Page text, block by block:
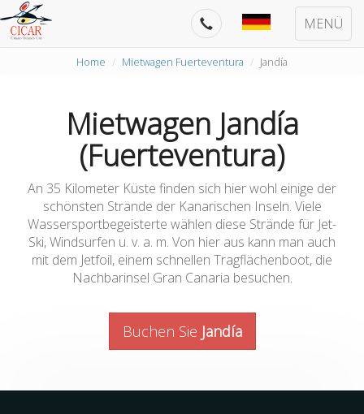
MENÜ
Home Mietwagen Fuerteventura Jandía
Mietwagen Jandía
(Fuerteventura)
An 35 Kilometer Küste finden sich hier wohl einige der
schönsten Strände der Kanarischen Inseln. Viele
Wassersportbegeisterte wählen diese Strände für Jet-
Ski, Windsurfen u. v. a. m. Von hier aus kann man auch
mit dem Jetfoil, einem schnellen Tragflächenboot, die
Nachbarinsel Gran Canaria besuchen.
Buchen Sie Jandía